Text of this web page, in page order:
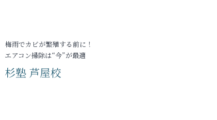
梅雨でカビが繁殖する前に！
エアコン掃除は“今”が最適
杉塾 芦屋校